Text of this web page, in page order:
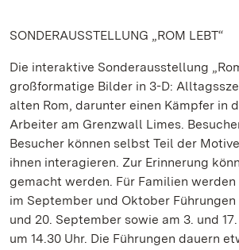
SONDERAUSSTELLUNG „ROM LEBT“
Die interaktive Sonderausstellung
großformatige Bilder in 3-D:
alten Rom, darunter einen Kämpfer in
Arbeiter am Grenzwall Limes.
Besucher können selbst Teil der
ihnen interagieren. Zur Erinnerung
gemacht werden. Für Familien werden
im September und Oktober Führungen
und 20. September sowie am 3. und
um 14.30 Uhr. Die Führungen dauern